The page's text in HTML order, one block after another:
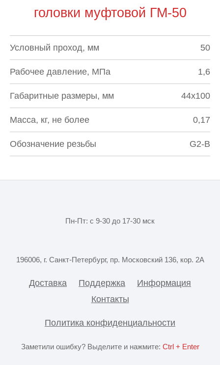
головки муфтовой ГМ-50
Условный проход, мм 50
Рабочее давление, МПа 1,6
Габаритные размеры, мм 44х100
Масса, кг, не более 0,17
Обозначение резьбы G2-B
Пн-Пт: с 9-30 до 17-30 мск
196006, г. Санкт-Петербург, пр. Московский 136, кор. 2А
Доставка Поддержка
Информация
Контакты
Политика конфиденциальности
Заметили ошибку? Выделите и нажмите: Ctrl + Enter